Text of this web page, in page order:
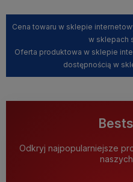
Cena towaru w sklepie
w sklepach
Oferta produktowa w sklepie
dostępnością w
Odkryj najpopularniejsze